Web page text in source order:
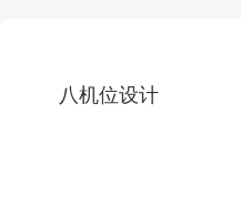
八机位设计